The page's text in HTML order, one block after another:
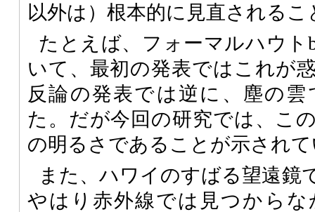
以外は）根本的に見直される
たとえば、フォーマルハウト
いて、最初の発表ではこれが
反論の発表では逆に、塵の
た。だが今回の研究では、こ
の明るさであることが示され
また、ハワイのすばる望遠鏡
やはり赤外線では見つから